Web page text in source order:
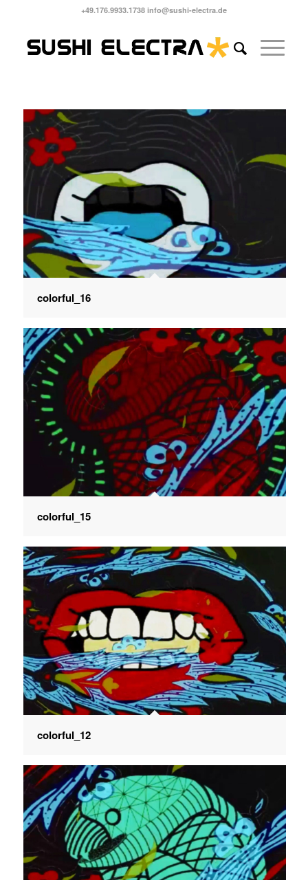
+49.176.9933.1738 info@sushi-electra.de
colorful_16
colorful_15
colorful_12